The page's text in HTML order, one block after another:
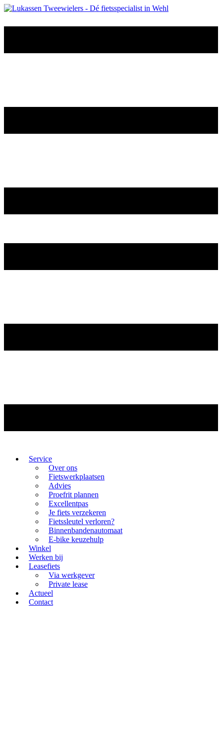
Service
Over ons
Fietswerkplaatsen
Advies
Proefrit plannen
Excellentpas
Je fiets verzekeren
Fietssleutel verloren?
Binnenbandenautomaat
E-bike keuzehulp
Winkel
Werken bij
Leasefiets
Via werkgever
Private lease
Actueel
Contact